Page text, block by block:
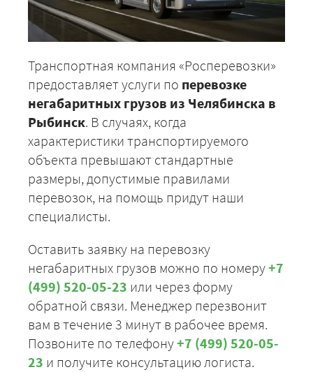
Транспортная компания «Росперевозки»
предоставляет услуги по перевозке
негабаритных грузов из Челябинска в
Рыбинск. В случаях, когда
характеристики транспортируемого
объекта превышают стандартные
размеры, допустимые правилами
перевозок, на помощь придут наши
специалисты.
Оставить заявку на перевозку
негабаритных грузов можно по номеру+7
(499) 520-05-23 или через форму
обратной связи. Менеджер перезвонит
вам в течение 3 минут в рабочее время.
Позвоните по телефону+7 (499) 520-05-
23 и получите консультацию логиста.